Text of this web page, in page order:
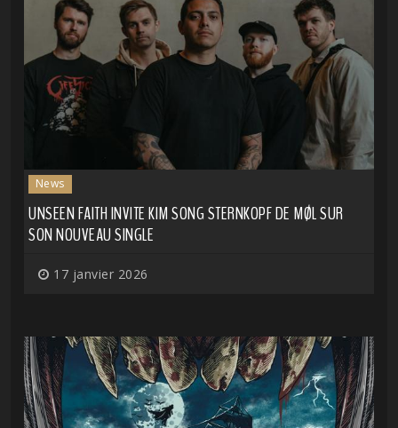
News
UNSEEN FAITH INVITE KIM SONG STERNKOPF DE MØL SUR
SON NOUVEAU SINGLE
17 janvier 2026